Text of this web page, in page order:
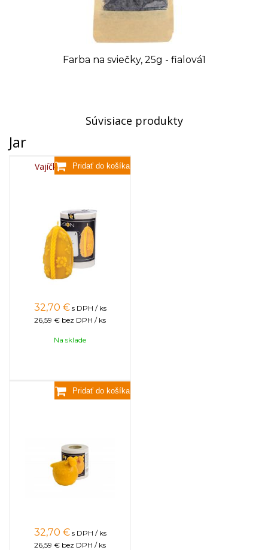
Farba na sviečky, 25g - fialová1
Súvisiace produkty
Jar
Vajíčko s vrkočom
32,70 € s DPH / ks
26,59 € bez DPH / ks
Na sklade
Baran
32,70 € s DPH / ks
26,59 € bez DPH / ks